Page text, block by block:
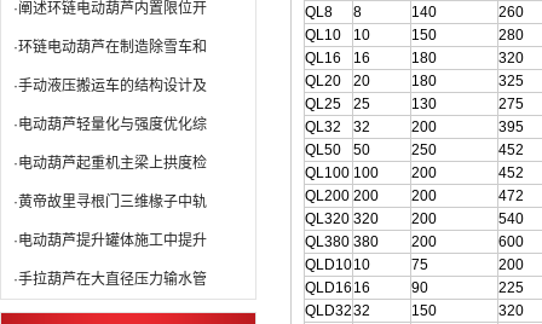
·阐述环链电动葫芦内置限位开
·环链电动葫芦在制造除雪车和
·手动液压搬运车的结构设计及
·电动葫芦轻量化与强度优化综
·电动葫芦起重机主梁上拱度检
·黄帝故里寻根门三维椽子中轨
·电动葫芦提升罐体施工中提升
·手拉葫芦在大直径压力输水管
QL8
8 140
260
QL10
10 150
280
QL16
16 180
320
QL20
20 180
325
QL25
25 130
275
QL32
32 200
395
QL50
50 250
452
QL100 100 200
452
QL200 200 200
472
QL320 320 200
540
QL380 380 200
600
QLD1010 75
200
QLD16 16 90
225
QLD3232 150
320